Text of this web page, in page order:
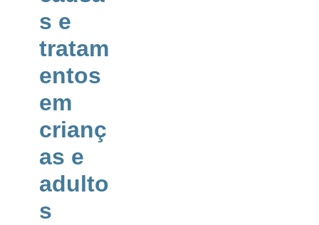
s e
tratam
entos
em
crianç
as e
adulto
s